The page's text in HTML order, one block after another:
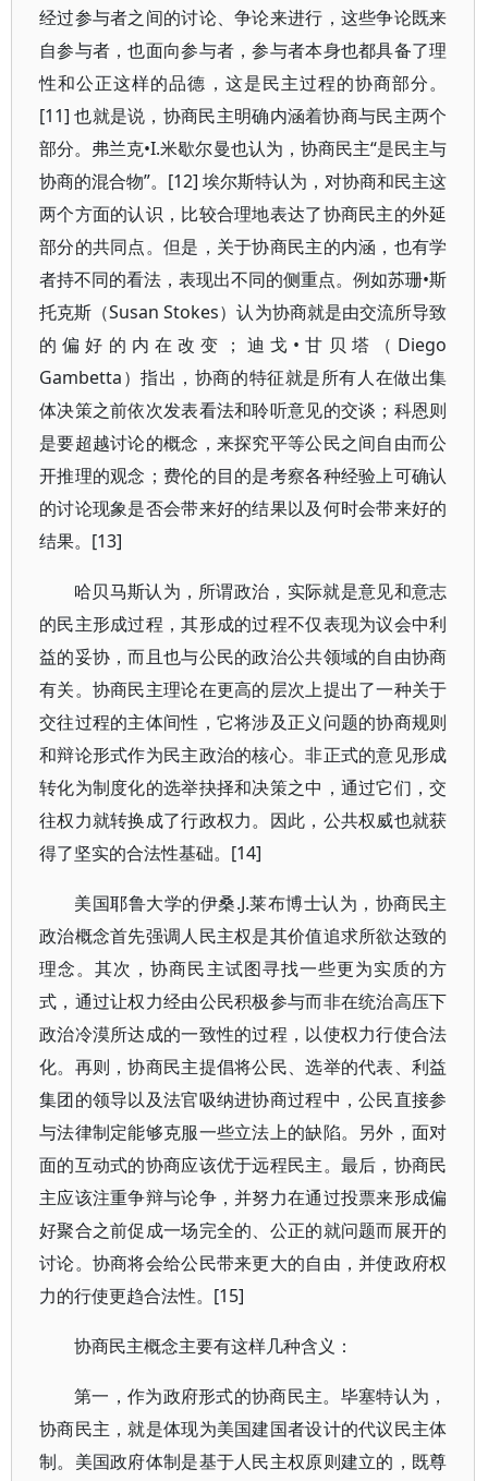
经过参与者之间的讨论、争论来进行，这些争论既来
自参与者，也面向参与者，参与者本身也都具备了理
性和公正这样的品德，这是民主过程的协商部分。
[11] 也就是说，协商民主明确内涵着协商与民主两个
部分。弗兰克•I.米歇尔曼也认为，协商民主“是民主与
协商的混合物”。[12] 埃尔斯特认为，对协商和民主这
两个方面的认识，比较合理地表达了协商民主的外延
部分的共同点。但是，关于协商民主的内涵，也有学
者持不同的看法，表现出不同的侧重点。例如苏珊•斯
托克斯（Susan Stokes）认为协商就是由交流所导致
的偏好的内在改变；迪戈•甘贝塔（Diego
Gambetta）指出，协商的特征就是所有人在做出集
体决策之前依次发表看法和聆听意见的交谈；科恩则
是要超越讨论的概念，来探究平等公民之间自由而公
开推理的观念；费伦的目的是考察各种经验上可确认
的讨论现象是否会带来好的结果以及何时会带来好的
结果。[13]
哈贝马斯认为，所谓政治，实际就是意见和意志
的民主形成过程，其形成的过程不仅表现为议会中利
益的妥协，而且也与公民的政治公共领域的自由协商
有关。协商民主理论在更高的层次上提出了一种关于
交往过程的主体间性，它将涉及正义问题的协商规则
和辩论形式作为民主政治的核心。非正式的意见形成
转化为制度化的选举抉择和决策之中，通过它们，交
往权力就转换成了行政权力。因此，公共权威也就获
得了坚实的合法性基础。[14]
美国耶鲁大学的伊桑.J.莱布博士认为，协商民主
政治概念首先强调人民主权是其价值追求所欲达致的
理念。其次，协商民主试图寻找一些更为实质的方
式，通过让权力经由公民积极参与而非在统治高压下
政治冷漠所达成的一致性的过程，以使权力行使合法
化。再则，协商民主提倡将公民、选举的代表、利益
集团的领导以及法官吸纳进协商过程中，公民直接参
与法律制定能够克服一些立法上的缺陷。另外，面对
面的互动式的协商应该优于远程民主。最后，协商民
主应该注重争辩与论争，并努力在通过投票来形成偏
好聚合之前促成一场完全的、公正的就问题而展开的
讨论。协商将会给公民带来更大的自由，并使政府权
力的行使更趋合法性。[15]
协商民主概念主要有这样几种含义：
第一，作为政府形式的协商民主。毕塞特认为，
协商民主，就是体现为美国建国者设计的代议民主体
制。美国政府体制是基于人民主权原则建立的，既尊